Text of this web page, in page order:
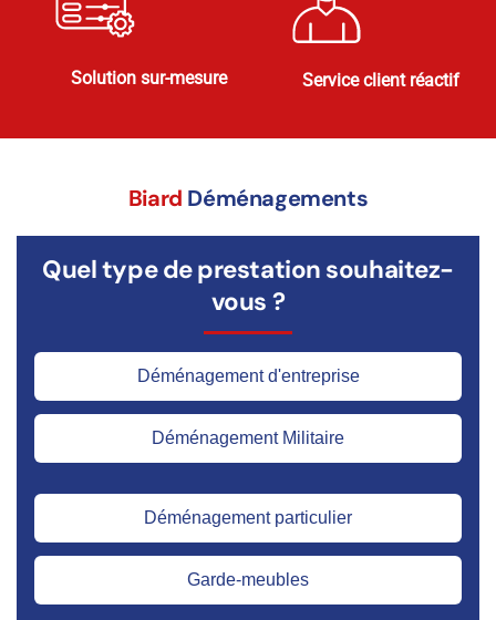
Solution sur-mesure Service client réactif
Biard Déménagements
Quel type de prestation souhaitez-
vous ?
Déménagement d'entreprise
Déménagement Militaire
Déménagement particulier
Garde-meubles